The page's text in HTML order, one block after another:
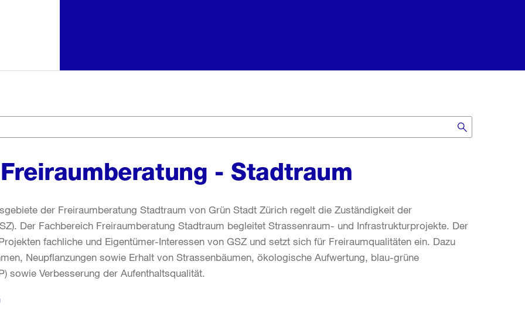
- Stadtraum
der Freiraumberatung Stadtraum von Grün Stadt Zürich regelt die Zuständigkeit der
Der Fachbereich Freiraumberatung Stadtraum begleitet Strassenraum- und Infrastrukturprojekte. Der
fachliche und Eigentümer-Interessen von GSZ und setzt sich für Freiraumqualitäten ein. Dazu
Neupflanzungen sowie Erhalt von Strassenbäumen, ökologische Aufwertung, blau-grüne
sowie Verbesserung der Aufenthaltsqualität.